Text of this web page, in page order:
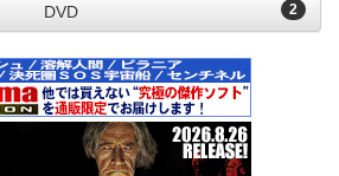
2
DVD